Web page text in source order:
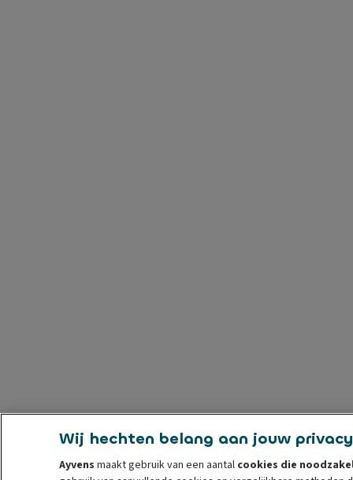
Wij hechten belang aan jouw privacy
Ayvens maakt gebruik van een aantal cookies die